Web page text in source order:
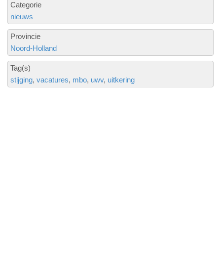
Categorie
nieuws
Provincie
Noord-Holland
Tag(s)
stijging vacatures mbo uwv uitkering